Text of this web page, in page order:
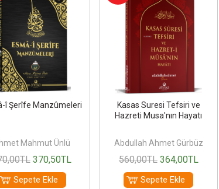
î Şerîfe Manzûmeleri
Mahmut Ünlü
,00TL 370,50TL
Sepete Ekle
Kasas Suresi Tefsiri ve
Hazreti Musa'nın Hayatı
Abdullah Ahmet Gürbüz
560,00TL 364,00TL
Sepete Ekle